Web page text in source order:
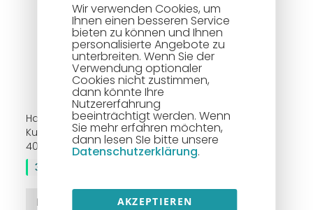
Wir verwenden Cookies, um
Ihnen einen besseren Service
bieten zu können und Ihnen
personalisierte Angebote zu
unterbreiten. Wenn Sie der
Verwendung optionaler
Cookies nicht zustimmen,
dann könnte Ihre
Nutzererfahrung
beeinträchtigt werden. Wenn
Sie mehr erfahren möchten,
dann lesen SIe bitte unsere
Datenschutzerklärung.
AKZEPTIEREN
Hakengleiter aus
Kunststoff, für C-Profil 40 x
40 x 2,5 mm
3,45 €
In den Warenkorb
Metallhaken für Rohr 1"
3,50 €
In den Warenkorb